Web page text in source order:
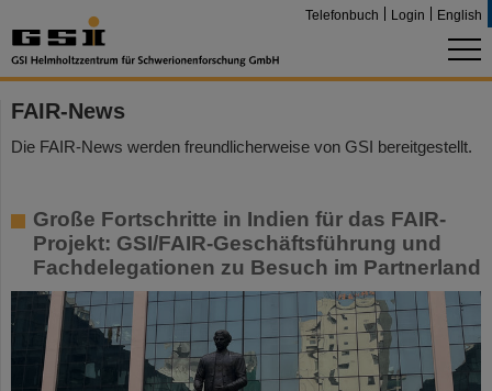
Telefonbuch Login English
FAIR-News
Die FAIR-News werden freundlicherweise von GSI bereitgestellt.
Große Fortschritte in Indien für das FAIR-
Projekt: GSI/FAIR-Geschäftsführung und
Fachdelegationen zu Besuch im Partnerland